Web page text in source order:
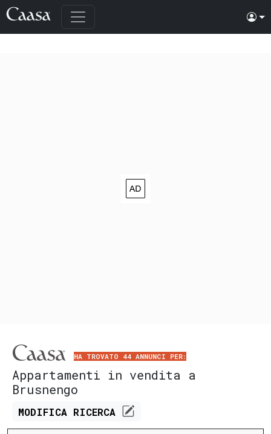
HA TROVATO 44 ANNUNCI PER:
Appartamenti in vendita a
Brusnengo
MODIFICA RICERCA